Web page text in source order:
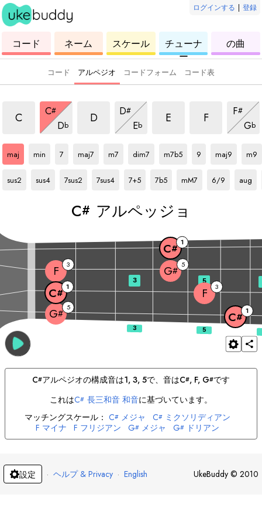
ログインする | 登録
ク
レ
コード
コ
ー
ド
ネーム
ウ
ク
レ
レ
スケール
ク
レ
レ
チューナ
ー
ク
レ
の曲
コード アルペジオ コードフォーム コード表
C
アルペッジョ
C#
アルペッジョ
Db
アルペッジョ
D D#
アルペッジョ
Eb
アルペッジョ
E
F
F#
アルペ
Gb
アル
maj
min
7
maj7
m7
dim7
m7b5
9
maj9
m9
C#
sus2
アルペッジョ
sus4
7sus2
7sus4
7+5
7b5
mM7
6/9
aug
C# アルペッジョ
G# 5
C# 1
C# 1 F 3
F 3 G# 5
C# 1
3 5
C#アルペジオの構成音は1, 3, 5で、音はC#, F, G#です
これはC# 長三和音 和音に基づいています。
マッチングスケール： C# メジャ C# ミクソリディアン
F マイナ F フリジアン G# メジャ G# ドリアン
設定 · ヘルプ & Privacy · English UkeBuddy © 2010